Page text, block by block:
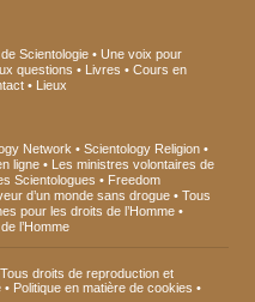
Scientologie
Une voix pour
questions Livres
Cours en
Lieux
Network
Scientology Religion
ligne
Les ministres volontaires de
Scientologues
Freedom
d’un monde sans drogue
Tous
pour les droits de l’Homme
l’Homme
droits de reproduction et
• Politique en matière de cookies •